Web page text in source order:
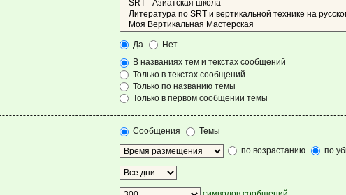
Да
Нет
В названиях тем и текстах сообщений
Только в текстах сообщений
Только по названию темы
Только в первом сообщении темы
Сообщения
Темы
по возрастанию по